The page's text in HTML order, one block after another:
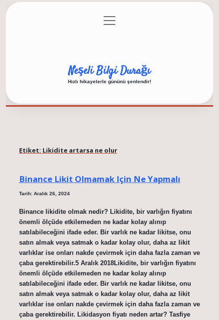
Gizlilik Politikası
menüyü
aç
Neşeli Bilgi Durağı
Hızlı hikayelerle gününü şenlendir!
Etiket: Likidite artarsa ne olur
Binance Likit Olmamak Için Ne Yapmalı
Tarih: Aralık 26, 2024
Binance likidite olmak nedir? Likidite, bir varlığın fiyatını
önemli ölçüde etkilemeden ne kadar kolay alınıp
satılabileceğini ifade eder. Bir varlık ne kadar likitse, onu
satın almak veya satmak o kadar kolay olur, daha az likit
varlıklar ise onları nakde çevirmek için daha fazla zaman ve
çaba gerektirebilir.5 Aralık 2018Likidite, bir varlığın fiyatını
önemli ölçüde etkilemeden ne kadar kolay alınıp
satılabileceğini ifade eder. Bir varlık ne kadar likitse, onu
satın almak veya satmak o kadar kolay olur, daha az likit
varlıklar ise onları nakde çevirmek için daha fazla zaman ve
çaba gerektirebilir. Likidasyon fiyatı neden artar? Tasfiye